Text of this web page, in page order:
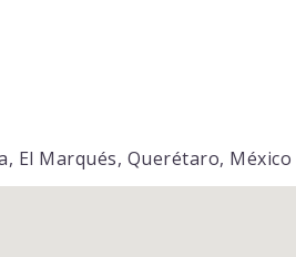
El Marqués, Querétaro, México